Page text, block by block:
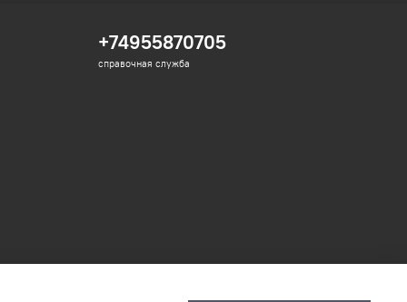
+74955870705
справочная служба